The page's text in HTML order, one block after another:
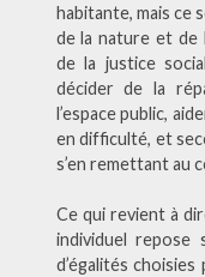
habitante, mais ce
de la nature et de
de la justice
décider de la
l’espace public,
en difficulté, et
s’en remettant au
Ce qui revient à
individuel repose
d’égalités